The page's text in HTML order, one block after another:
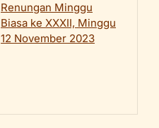
Renungan Minggu
Biasa ke XXXII, Minggu
12 November 2023